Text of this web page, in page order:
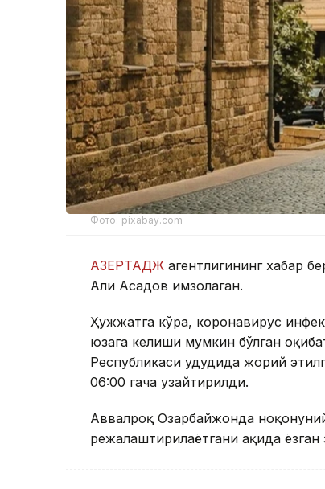
Фото: pixabay.com
АЗЕРТАДЖ агентлигининг хабар
Али Асадов имзолаган.
Ҳужжатга кўра, коронавирус
юзага келиши мумкин бўлган
Республикаси ҳудудида жорий
06:00 гача узайтирилди.
Аввалроқ Озарбайжонда
режалаштирилаётгани ҳақида ёзган